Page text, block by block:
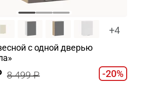
+4
c одной дверью
8 499 -20%